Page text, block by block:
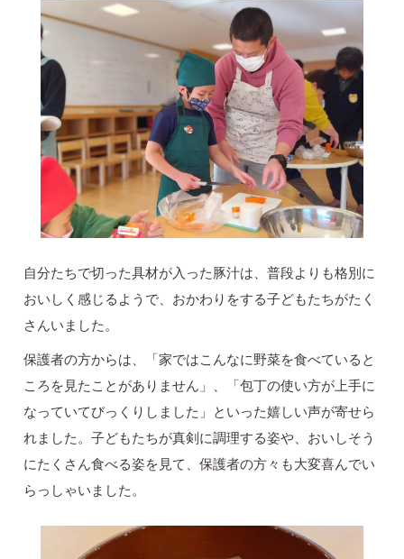
自分たちで切った具材が入った豚汁は、普段よりも格別に
おいしく感じるようで、おかわりをする子どもたちがたく
さんいました。
保護者の方からは、「家ではこんなに野菜を食べていると
ころを見たことがありません」、「包丁の使い方が上手に
なっていてびっくりしました」といった嬉しい声が寄せら
れました。子どもたちが真剣に調理する姿や、おいしそう
にたくさん食べる姿を見て、保護者の方々も大変喜んでい
らっしゃいました。